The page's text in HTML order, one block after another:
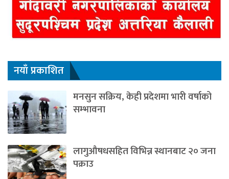
नयाँ प्रकाशित
मनसुन सक्रिय, केही प्रदेशमा भारी वर्षाको
सम्भावना
लागुऔषधसहित विभिन्न स्थानबाट २० जना
पक्राउ